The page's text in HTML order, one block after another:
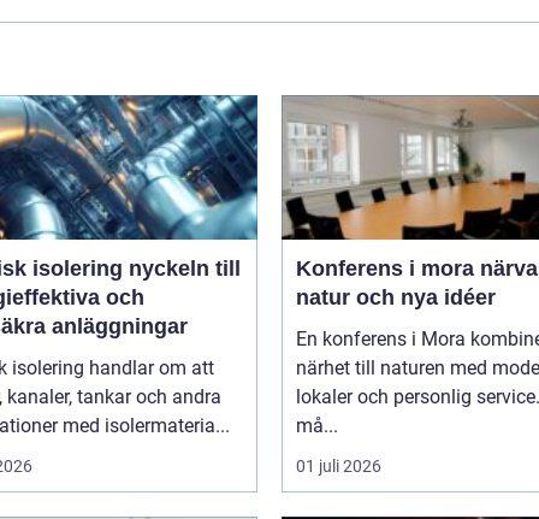
nyckeln till
och
anläggningar
isolering handlar om att
kanaler, tankar och andra
med isolermateria...
Konferens i mora närvaro,
natur och nya idéer
En konferens i Mora
närhet till naturen med
lokaler och personlig
må...
01 juli 2026